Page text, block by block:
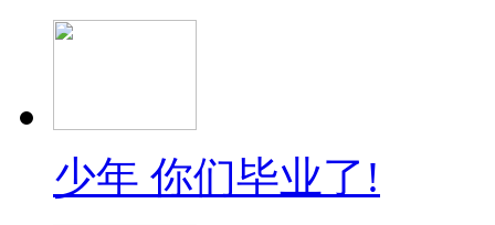
少年 你们毕业了!